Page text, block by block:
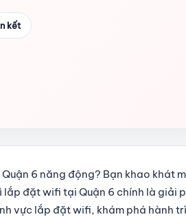
kết
6 năng động? Bạn khao khát
lắp đặt wifi tại Quận 6 chính là giải
vực lắp đặt wifi, khám phá hành